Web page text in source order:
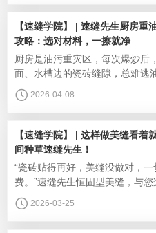
肯定比普通美缝贵一倍，普通家
这钱”“一砖一色是大平层专属，
费”。其实一砖一色美缝，早就告
标签，速缝先生给您选对方案
【速缝学院】 | 速缝先生厨房重
攻略：选对材料，一擦就净
厨房是油污重灾区，每次爆炒后
面、水槽边的瓷砖缝隙，总难逃
发黄发黑的命运。普通美缝剂表
吸油，顽固油污擦不掉、刷不净
题。其实，厨房美缝只有“选对
工”才能解决这个问题。速缝先生
域多年，针对厨房重油污环境，
缝解决方案，从源头告别缝隙藏
2026-04-08
【速缝学院】 | 这样做美缝看着
间种草速缝先生！
‌“瓷砖贴得再好，美缝没做对，一
费。”速缝先生恒固型美缝，与您
活。速缝先生美缝剂，用专业品
艺，帮你把瓷砖缝隙变成家居颜
2026-03-25